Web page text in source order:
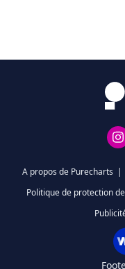
A propos de Purecharts |
Politique de protection